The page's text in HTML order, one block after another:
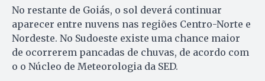
No restante de Goiás, o sol deverá continuar
aparecer entre nuvens nas regiões Centro-Norte e
Nordeste. No Sudoeste existe uma chance maior
de ocorrerem pancadas de chuvas, de acordo com
o o Núcleo de Meteorologia da SED.